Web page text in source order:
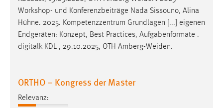
Workshop- und Konferenzbeiträge Nada Sissouno, Alina
Hühne. 2025. Kompetenzzentrum Grundlagen [...] eigenen
Endgeräten: Konzept, Best Practices, Aufgabenformate .
digitalk KDL , 29.10.2025, OTH Amberg-Weiden.
ORTHO – Kongress der Master
Relevanz:
EXTERNE MEDIEN
Um Inhalte von Videoplattformen und Social Media
Plattformen anzeigen zu können, werden von diesen
externen Medien Cookies gesetzt.
Vimeo